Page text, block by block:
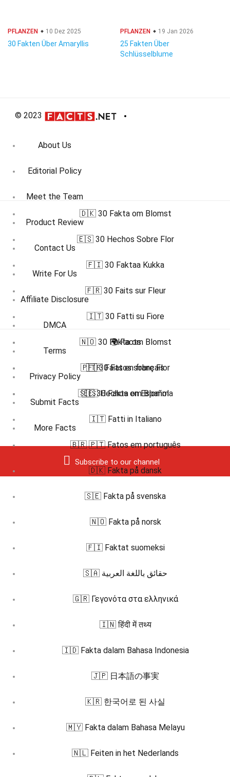
PFLANZEN 10 Dez 2025
30 Fakten Über Amaryllis
PFLANZEN 19 Jan 2026
25 Fakten Über
Schlüsselblume
© 2023
About Us
Editorial Policy
Meet the Team
Product Review
Contact Us
Write For Us
Affiliate Disclosure
DMCA
Terms
Privacy Policy
Submit Facts
More Facts
Subscribe to our channel
🇩🇰 30 Fakta om Blomst
🇪🇸 30 Hechos Sobre Flor
🇫🇮 30 Faktaa Kukka
🇫🇷 30 Faits sur Fleur
🇮🇹 30 Fatti su Fiore
🇳🇴 30 Fakta om Blomst
🇵🇹 30 Fatos sobre Flor
🇸🇪 30 Fakta om Blomma
🌍 Facts
🇫🇷 Faits en français
🇪🇸 Hechos en Español
🇮🇹 Fatti in Italiano
🇧🇷 🇵🇹 Fatos em português
🇩🇰 Fakta på dansk
🇸🇪 Fakta på svenska
🇳🇴 Fakta på norsk
🇫🇮 Faktat suomeksi
🇸🇦 حقائق باللغة العربية
🇬🇷 Γεγονότα στα ελληνικά
🇮🇳 हिंदी में तथ्य
🇮🇩 Fakta dalam Bahasa Indonesia
🇯🇵 日本語の事実
🇰🇷 한국어로 된 사실
🇲🇾 Fakta dalam Bahasa Melayu
🇳🇱 Feiten in het Nederlands